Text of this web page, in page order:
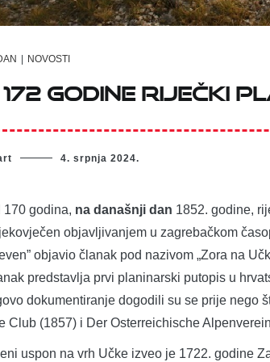
NOVOSTI
godine riječki
4. srpnja 2024.
170 godina, na današnji dan 1852. godine,
objavljivanjem u zagrebačkom
objavio članak pod nazivom „Zora na
predstavlja prvi planinarski putopis u
dokumentiranje dogodili su se prije nego
Club (1857) i Der Osterreichische
uspon na vrh Učke izveo je 1722. godine